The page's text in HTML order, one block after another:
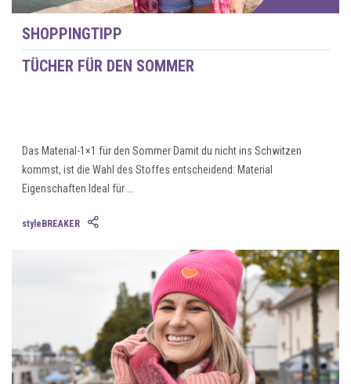
SHOPPINGTIPP
TÜCHER FÜR DEN SOMMER
Das Material-1×1 für den Sommer Damit du nicht ins Schwitzen
kommst, ist die Wahl des Stoffes entscheidend: Material
Eigenschaften Ideal für ...
styleBREAKER